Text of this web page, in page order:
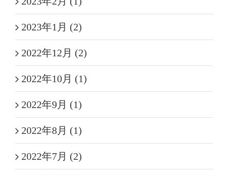
2023年1月 (2)
2022年12月 (2)
2022年10月 (1)
2022年9月 (1)
2022年8月 (1)
2022年7月 (2)